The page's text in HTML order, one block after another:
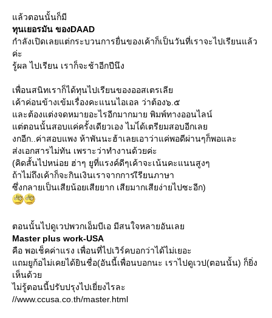
ล้วตอนนั้นก็มี
ทุนเยอรมัน ของDAAD
กำลังเปิดเลยแต่กระบวนการยื่นของเค้าก็เป็นวันที่เราจะไปเรียนแล้ว
ค่ะ
รู้ผล ไปเรียน เราก็จะช้าอีกปีนึง
เพื่อนสนิทเราก็ได้ทุนไปเรียนของออสเตรเลี
เค้าค่อนข้างเข้มเรื่องคะแนนไอเอล ว่าต้อง๖.๕
ละต้องแต่งจดหมายอะไรอีกมากมาย พิมพ์ทางออนไลน์
ต่ตอนนั้นสอบแค่ครั้งเดียวเอง ไมไ่ด้เตรียมสอบอีกเล
งกอีก..ค่าสอบแพง ห้าพันนะฮ้าเลยเอาว่าแค่พอดีผ่านๆก็พอและ
ส่งเอกสารไม่ทัน เพราะว่าทำงานด้วยค่ะ
(คิดสั้นไปหน่อย ฮ่าๆ ยูที่แรงค์ดีๆเค้าจะเน้นคะแนนสูงๆ
ถ้าไม่ถึงเค้าก็จะกินเงินเราจากการเีรียนภาษา
ซึ่งกลายเป็นเสียน้อยเสียยาก เสียมากเสียง่ายไปซะอีก)
ตอนนั้นไปดูเวปพวกเอ็มบีเอ มีสนใจหลายอันเล
Master plus work-USA
คือ พอเช็คค่าแรง เพื่อนที่ไปเวิร์คบอกว่าได้ไม่เยอะ
ถมยูก้อไม่เคยได้ยินชื่อ(อันนี้เพื่อนบอกนะ เราไปดูเวป(ตอนนั้น) ก็ยิ่ง
เห็นด้ว
ไม่รู้ตอนนี้ปรับปรุงไปเยี่ยงไรละ
//www.ccusa.co.th/master.html